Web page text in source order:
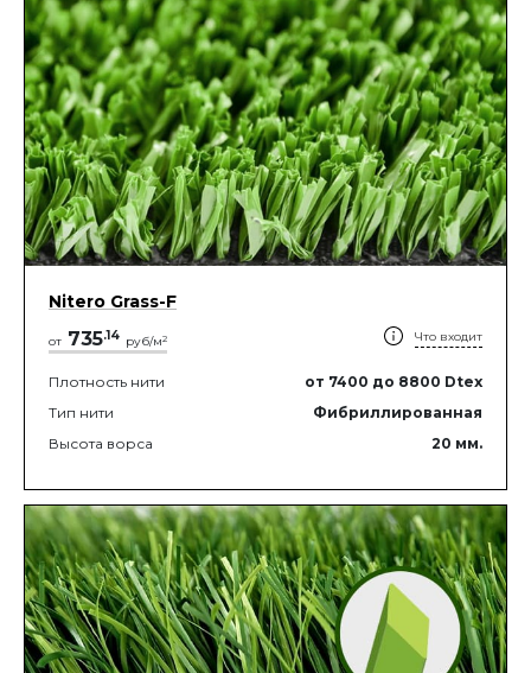
Nitero Grass-F
от 735.14 руб/м2 Что входит
Плотность нити от 7400 до 8800 Dtex
Тип нити
Фибриллированная
Высота ворса
20 мм.